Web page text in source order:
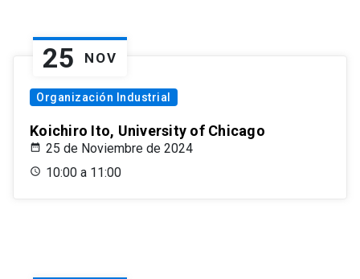
25 NOV
Organización Industrial
Koichiro Ito, University of Chicago
25 de Noviembre de 2024
10:00 a 11:00